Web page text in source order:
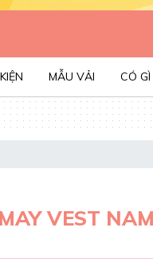
MẪU VẢI CÓ GÌ
VEST